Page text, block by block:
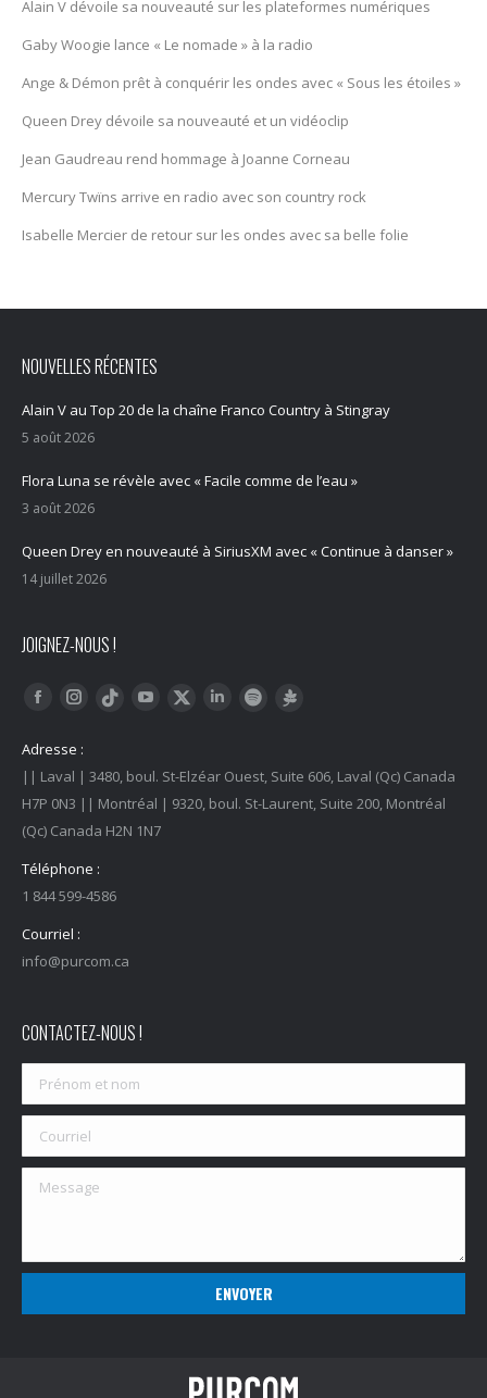
Alain V dévoile sa nouveauté sur les plateformes numériques
Gaby Woogie lance « Le nomade » à la radio
Ange & Démon prêt à conquérir les ondes avec « Sous les étoiles »
Queen Drey dévoile sa nouveauté et un vidéoclip
Jean Gaudreau rend hommage à Joanne Corneau
Mercury Twïns arrive en radio avec son country rock
Isabelle Mercier de retour sur les ondes avec sa belle folie
NOUVELLES RÉCENTES
Alain V au Top 20 de la chaîne Franco Country à Stingray
5 août 2026
Flora Luna se révèle avec « Facile comme de l’eau »
3 août 2026
Queen Drey en nouveauté à SiriusXM avec « Continue à danser »
14 juillet 2026
JOIGNEZ-NOUS !
Trouvez nous sur :
FacebookInstagram
Tiktok YouTubeTwitter LinkedInSpotify
Adresse :
|| Laval | 3480, boul. St-Elzéar Ouest, Suite 606, Laval (Qc) Canada
H7P 0N3 || Montréal | 9320, boul. St-Laurent, Suite 200, Montréal
(Qc) Canada H2N 1N7
Téléphone :
1 844 599-4586
Courriel :
info@purcom.ca
CONTACTEZ-NOUS !